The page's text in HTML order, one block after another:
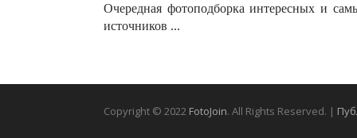
Очередная фотоподборка интересных и
источников ...
Copyright © 2022 FotoJoin. All Rights Reserved. |